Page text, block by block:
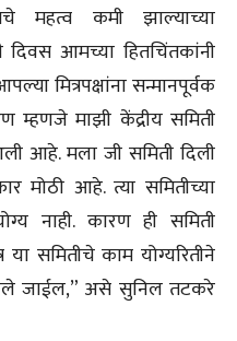
महत्व कमी झाल्याच्या
आमच्या हितचिंतकांनी
मित्रपक्षांना सन्मानपूर्वक
म्हणजे माझी केंद्रीय समिती
आहे. मला जी समिती दिली
मोठी आहे. त्या समितीच्या
नाही. कारण ही समिती
समितीचे काम योग्यरितीने
जाईल,” असे सुनिल तटकरे